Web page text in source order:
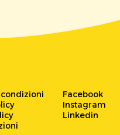
Facebook
Instagram
Linkedin